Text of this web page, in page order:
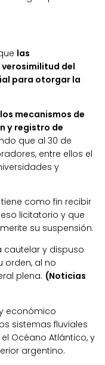
las
del
para otorgar la
mecanismos de
y registro de
que al 30 de
entre ellos el
y
como fin recibir
licitatorio y que
su suspensión.
cautelar y dispuso
orden, al no
plena. (Noticias
económico
sistemas fluviales
Océano Atlántico, y
argentino.